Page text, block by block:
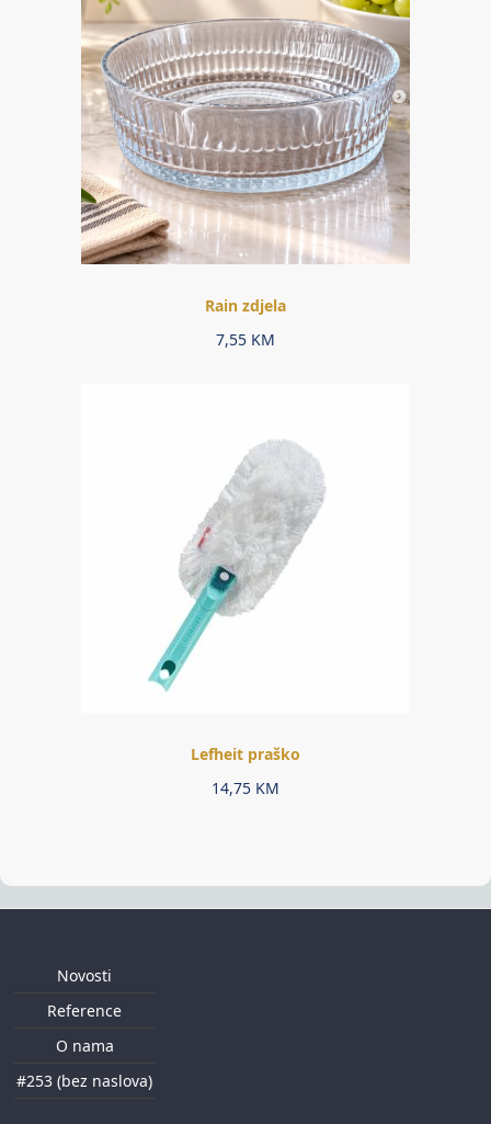
Rain zdjela
7,55 KM
Lefheit praško
14,75 KM
Novosti
Reference
O nama
#253 (bez naslova)